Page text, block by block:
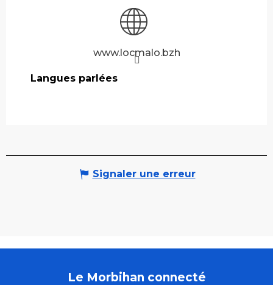
www.locmalo.bzh
Langues parlées
Langues parlées
Signaler une erreur
Le Morbihan connecté